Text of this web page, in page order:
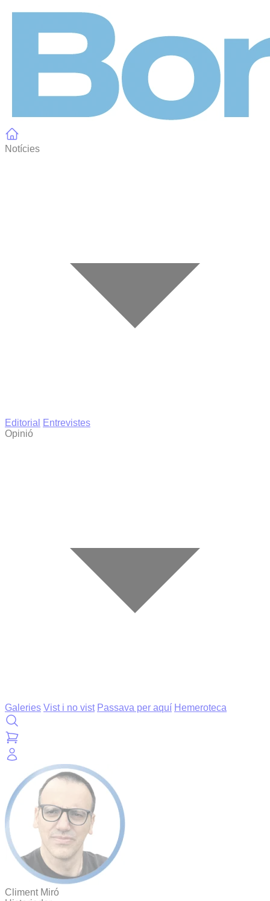
Notícies
Editorial
Entrevistes
Opinió
Galeries Vist i no vist Passava per aquí Hemeroteca
Climent Miró